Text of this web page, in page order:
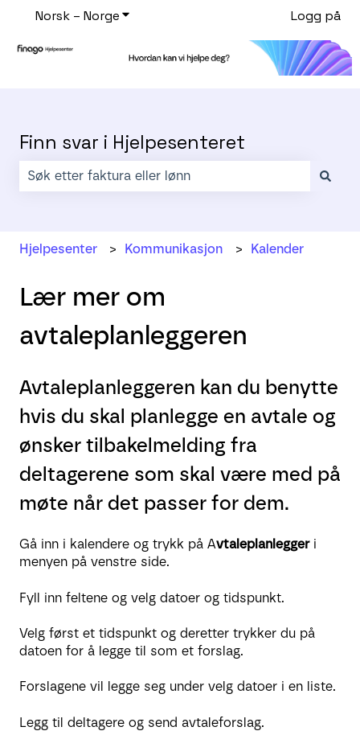
Norsk – NorgeVis undermeny for oversettelserLogg på
Finn svar i Hjelpesenteret
Hjelpesenter Kommunikasjon Kalender
Lær mer om
avtaleplanleggeren
Avtaleplanleggeren kan du benytte
hvis du skal planlegge en avtale og
ønsker tilbakelmelding fra
deltagerene som skal være med på
møte når det passer for dem.
Gå inn i kalendere og trykk på Avtaleplanleggeri
menyen på venstre side.
Fyll inn feltene og velg datoer og tidspunkt.
Velg først et tidspunkt og deretter trykker du på
datoen for å legge til som et forslag.
Forslagene vil legge seg under velg datoer i en liste.
Legg til deltagere og send avtaleforslag.